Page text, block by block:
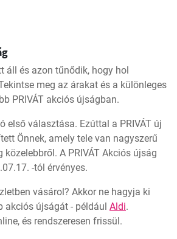
áll és azon tűnődik, hogy hol
meg az árakat és a különleges
PRIVÁT akciós újságban.
első választása. Ezúttal a PRIVÁT új
Önnek, amely tele van nagyszerű
közelebbről. A PRIVÁT Akciós újság
-tól érvényes.
vásárol? Akkor ne hagyja ki
akciós újságát - például Aldi.
és rendszeresen frissül.